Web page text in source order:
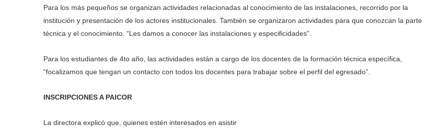
Para los más pequeños se organizan actividades relacionadas al conocimiento de las instalaciones, recorrido por la
institución y presentación de los actores institucionales. También se organizaron actividades para que conozcan la parte
técnica y el conocimiento. “Les damos a conocer las instalaciones y especificidades”.
Para los estudiantes de 4to año, las actividades están a cargo de los docentes de la formación técnica específica,
“focalizamos que tengan un contacto con todos los docentes para trabajar sobre el perfil del egresado”.
INSCRIPCIONES A PAICOR
La directora explicó que, quienes estén interesados en asistir